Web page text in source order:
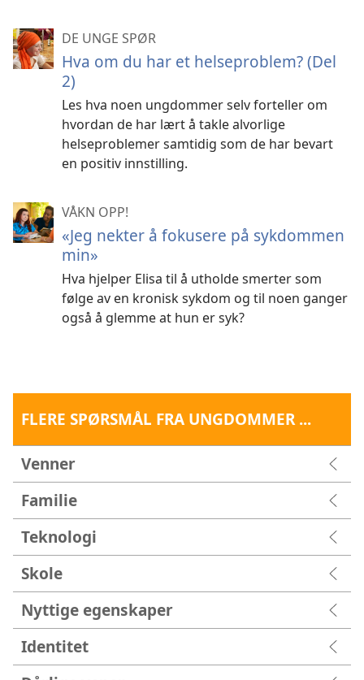
DE UNGE SPØR
Hva om du har et helseproblem? (Del
2)
Les hva noen ungdommer selv forteller om
hvordan de har lært å takle alvorlige
helseproblemer samtidig som de har bevart
en positiv innstilling.
VÅKN OPP!
«Jeg nekter å fokusere på sykdommen
min»
Hva hjelper Elisa til å utholde smerter som
følge av en kronisk sykdom og til noen ganger
også å glemme at hun er syk?
FLERE SPØRSMÅL FRA UNGDOMMER ...
Venner
Familie
Teknologi
Skole
Nyttige egenskaper
Identitet